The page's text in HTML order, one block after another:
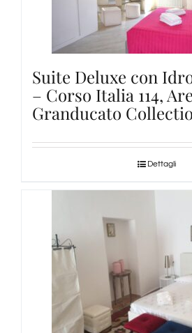
Suite Deluxe con
– Corso Italia 114,
Granducato
Dettagli